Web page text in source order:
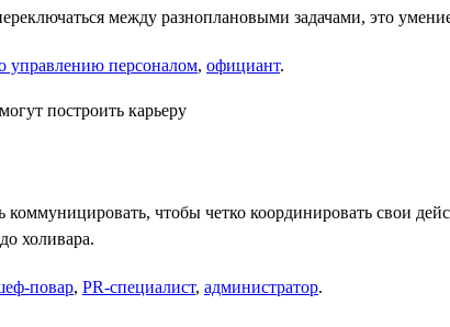
между разноплановыми задачами, это
управлению персоналом, официант.
чтобы четко координировать свои
холивара.
повар, PR-специалист, администратор.